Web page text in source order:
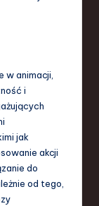
animacji,
i
jak
akcji
do
od tego,